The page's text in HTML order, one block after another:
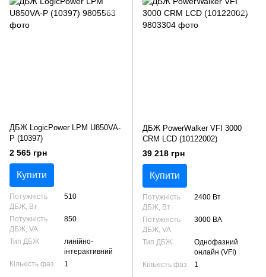
ДБЖ LogicPower LPM U850VA-
P (10397)
2 565 грн
Купити
Потужність
ДБЖ, Вт
510
Потужність
ДБЖ, VA
850
Тип ДБЖ
линійно-
інтерактивний
Кількість фаз
1
ДБЖ PowerWalker VFI 3000
CRM LCD (10122002)
39 218 грн
Купити
Потужність
ДБЖ, Вт
2400 Вт
Потужність
ДБЖ, VA
3000 ВА
Тип ДБЖ
Однофазний
онлайн (VFI)
Кількість фаз
1